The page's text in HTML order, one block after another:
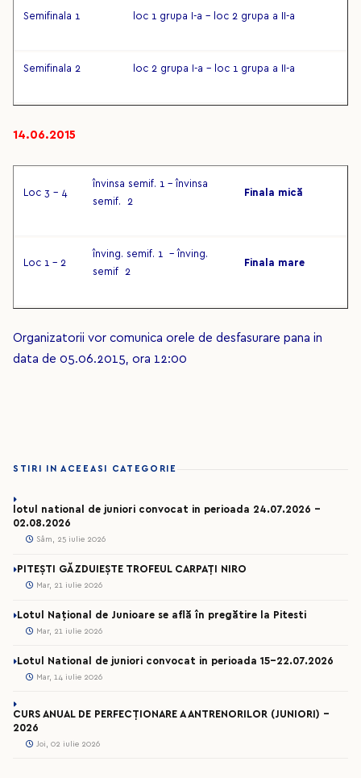
Semifinala 1 loc 1 grupa I-a – loc 2 grupa a II-a
Semifinala 2 loc 2 grupa I-a – loc 1 grupa a II-a
14.06.2015
Loc 3 – 4
învinsa semif. 1 – învinsa
semif. 2
Finala mică
Loc 1 – 2
înving. semif. 1 – înving.
semif 2
Finala mare
Organizatorii vor comunica orele de desfasurare pana in
data de 05.06.2015, ora 12:00
STIRI IN ACEEASI CATEGORIE
lotul national de juniori convocat in perioada 24.07.2026 –
02.08.2026
Sâm, 25 iulie 2026
PITEȘTI GĂZDUIEȘTE TROFEUL CARPAȚI NIRO
Mar, 21 iulie 2026
Lotul Național de Junioare se află în pregătire la Pitesti
Mar, 21 iulie 2026
Lotul National de juniori convocat in perioada 15-22.07.2026
Mar, 14 iulie 2026
CURS ANUAL DE PERFECȚIONARE A ANTRENORILOR (JUNIORI) -
2026
Joi, 02 iulie 2026